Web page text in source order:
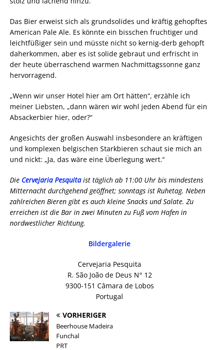
Das Bier erweist sich als grundsolides und kräftig gehopftes
American Pale Ale. Es könnte ein bisschen fruchtiger und
leichtfüßiger sein und müsste nicht so kernig-derb gehopft
daherkommen, aber es ist solide gebraut und erfrischt in
der heute überraschend warmen Nachmittagssonne ganz
hervorragend.
„Wenn wir unser Hotel hier am Ort hätten“, erzähle ich
meiner Liebsten, „dann wären wir wohl jeden Abend für ein
Absackerbier hier, oder?“
Angesichts der großen Auswahl insbesondere an kräftigen
und komplexen belgischen Starkbieren schaut sie mich an
und nickt: „Ja, das wäre eine Überlegung wert.“
Die Cervejaria Pesquitaist täglich ab 11:00 Uhr bis mindestens
Mitternacht durchgehend geöffnet; sonntags ist Ruhetag. Neben
zahlreichen Bieren gibt es auch kleine Snacks und Salate. Zu
erreichen ist die Bar in zwei Minuten zu Fuß vom Hafen in
nordwestlicher Richtung.
Bildergalerie
Cervejaria Pesquita
R. São João de Deus N° 12
9300-151 Câmara de Lobos
Portugal
VORHERIGER
Beerhouse Madeira
Funchal
PRT